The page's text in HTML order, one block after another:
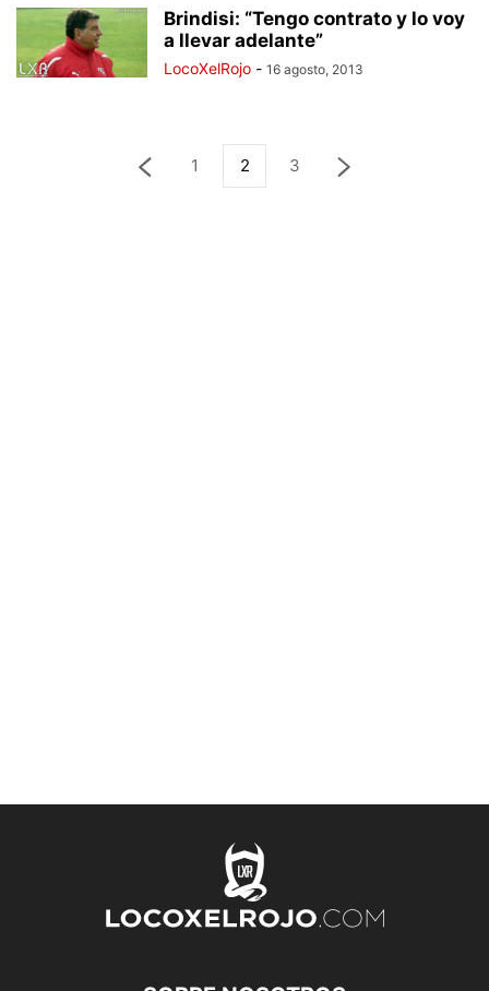
Brindisi: “Tengo contrato y lo voy
a llevar adelante”
LocoXelRojo - 16 agosto, 2013
1 2 3